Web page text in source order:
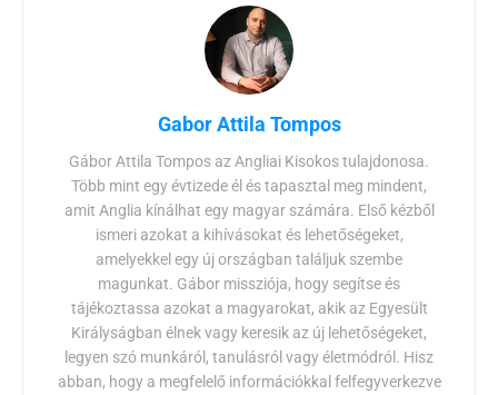
Gabor Attila Tompos
Gábor Attila Tompos az Angliai Kisokos tulajdonosa.
Több mint egy évtizede él és tapasztal meg mindent,
amit Anglia kínálhat egy magyar számára. Első kézből
ismeri azokat a kihívásokat és lehetőségeket,
amelyekkel egy új országban találjuk szembe
magunkat. Gábor missziója, hogy segítse és
tájékoztassa azokat a magyarokat, akik az Egyesült
Királyságban élnek vagy keresik az új lehetőségeket,
legyen szó munkáról, tanulásról vagy életmódról. Hisz
abban, hogy a megfelelő információkkal felfegyverkezve